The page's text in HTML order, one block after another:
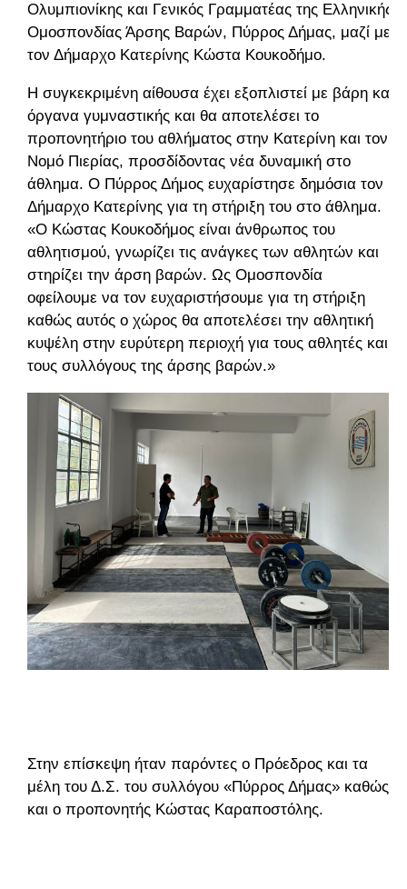
Ολυμπιονίκης και Γενικός Γραμματέας της Ελληνικής
Ομοσπονδίας Άρσης Βαρών, Πύρρος Δήμας, μαζί με
τον Δήμαρχο Κατερίνης Κώστα Κουκοδήμο.
Η συγκεκριμένη αίθουσα έχει εξοπλιστεί με βάρη και
όργανα γυμναστικής και θα αποτελέσει το
προπονητήριο του αθλήματος στην Κατερίνη και τον
Νομό Πιερίας, προσδίδοντας νέα δυναμική στο
άθλημα. Ο Πύρρος Δήμος ευχαρίστησε δημόσια τον
Δήμαρχο Κατερίνης για τη στήριξη του στο άθλημα.
«Ο Κώστας Κουκοδήμος είναι άνθρωπος του
αθλητισμού, γνωρίζει τις ανάγκες των αθλητών και
στηρίζει την άρση βαρών. Ως Ομοσπονδία
οφείλουμε να τον ευχαριστήσουμε για τη στήριξη
καθώς αυτός ο χώρος θα αποτελέσει την αθλητική
κυψέλη στην ευρύτερη περιοχή για τους αθλητές και
τους συλλόγους της άρσης βαρών.»
Στην επίσκεψη ήταν παρόντες ο Πρόεδρος και τα
μέλη του Δ.Σ. του συλλόγου «Πύρρος Δήμας» καθώς
και ο προπονητής Κώστας Καραποστόλης.